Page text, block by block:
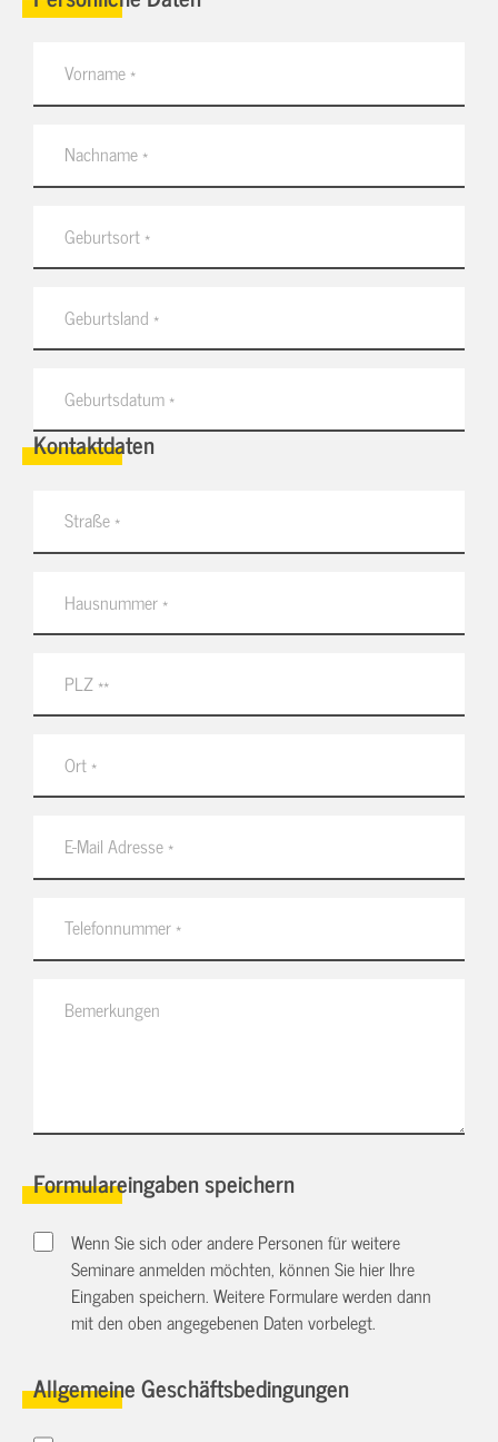
Kontaktdaten
Formulareingaben speichern
Wenn Sie sich oder andere Personen für weitere
Seminare anmelden möchten, können Sie hier Ihre
Eingaben speichern. Weitere Formulare werden dann
mit den oben angegebenen Daten vorbelegt.
Allgemeine Geschäftsbedingungen